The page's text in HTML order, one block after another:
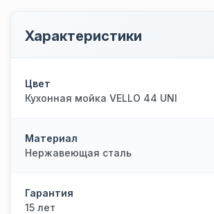
Характеристики
Цвет
Кухонная мойка VELLO 44 UNI
Материал
Нержавеющая сталь
Гарантия
15 лет